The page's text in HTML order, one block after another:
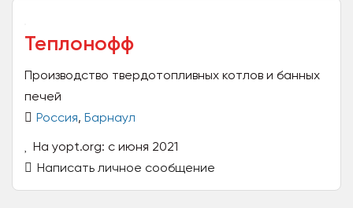
Теплонофф
Производство твердотопливных котлов и банных
печей
Россия, Барнаул
На yopt.org: с июня 2021
Написать личное сообщение